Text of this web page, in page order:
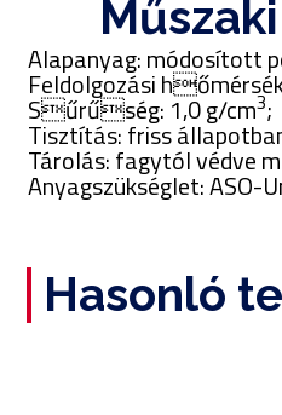
Alapanyag: módosított
Feldolgozási
Sűrűség: 1,0 g/cm3;
Tisztítás: friss
Tárolás: fagytól védve
Anyagszükséglet: ASO-
Hasonló